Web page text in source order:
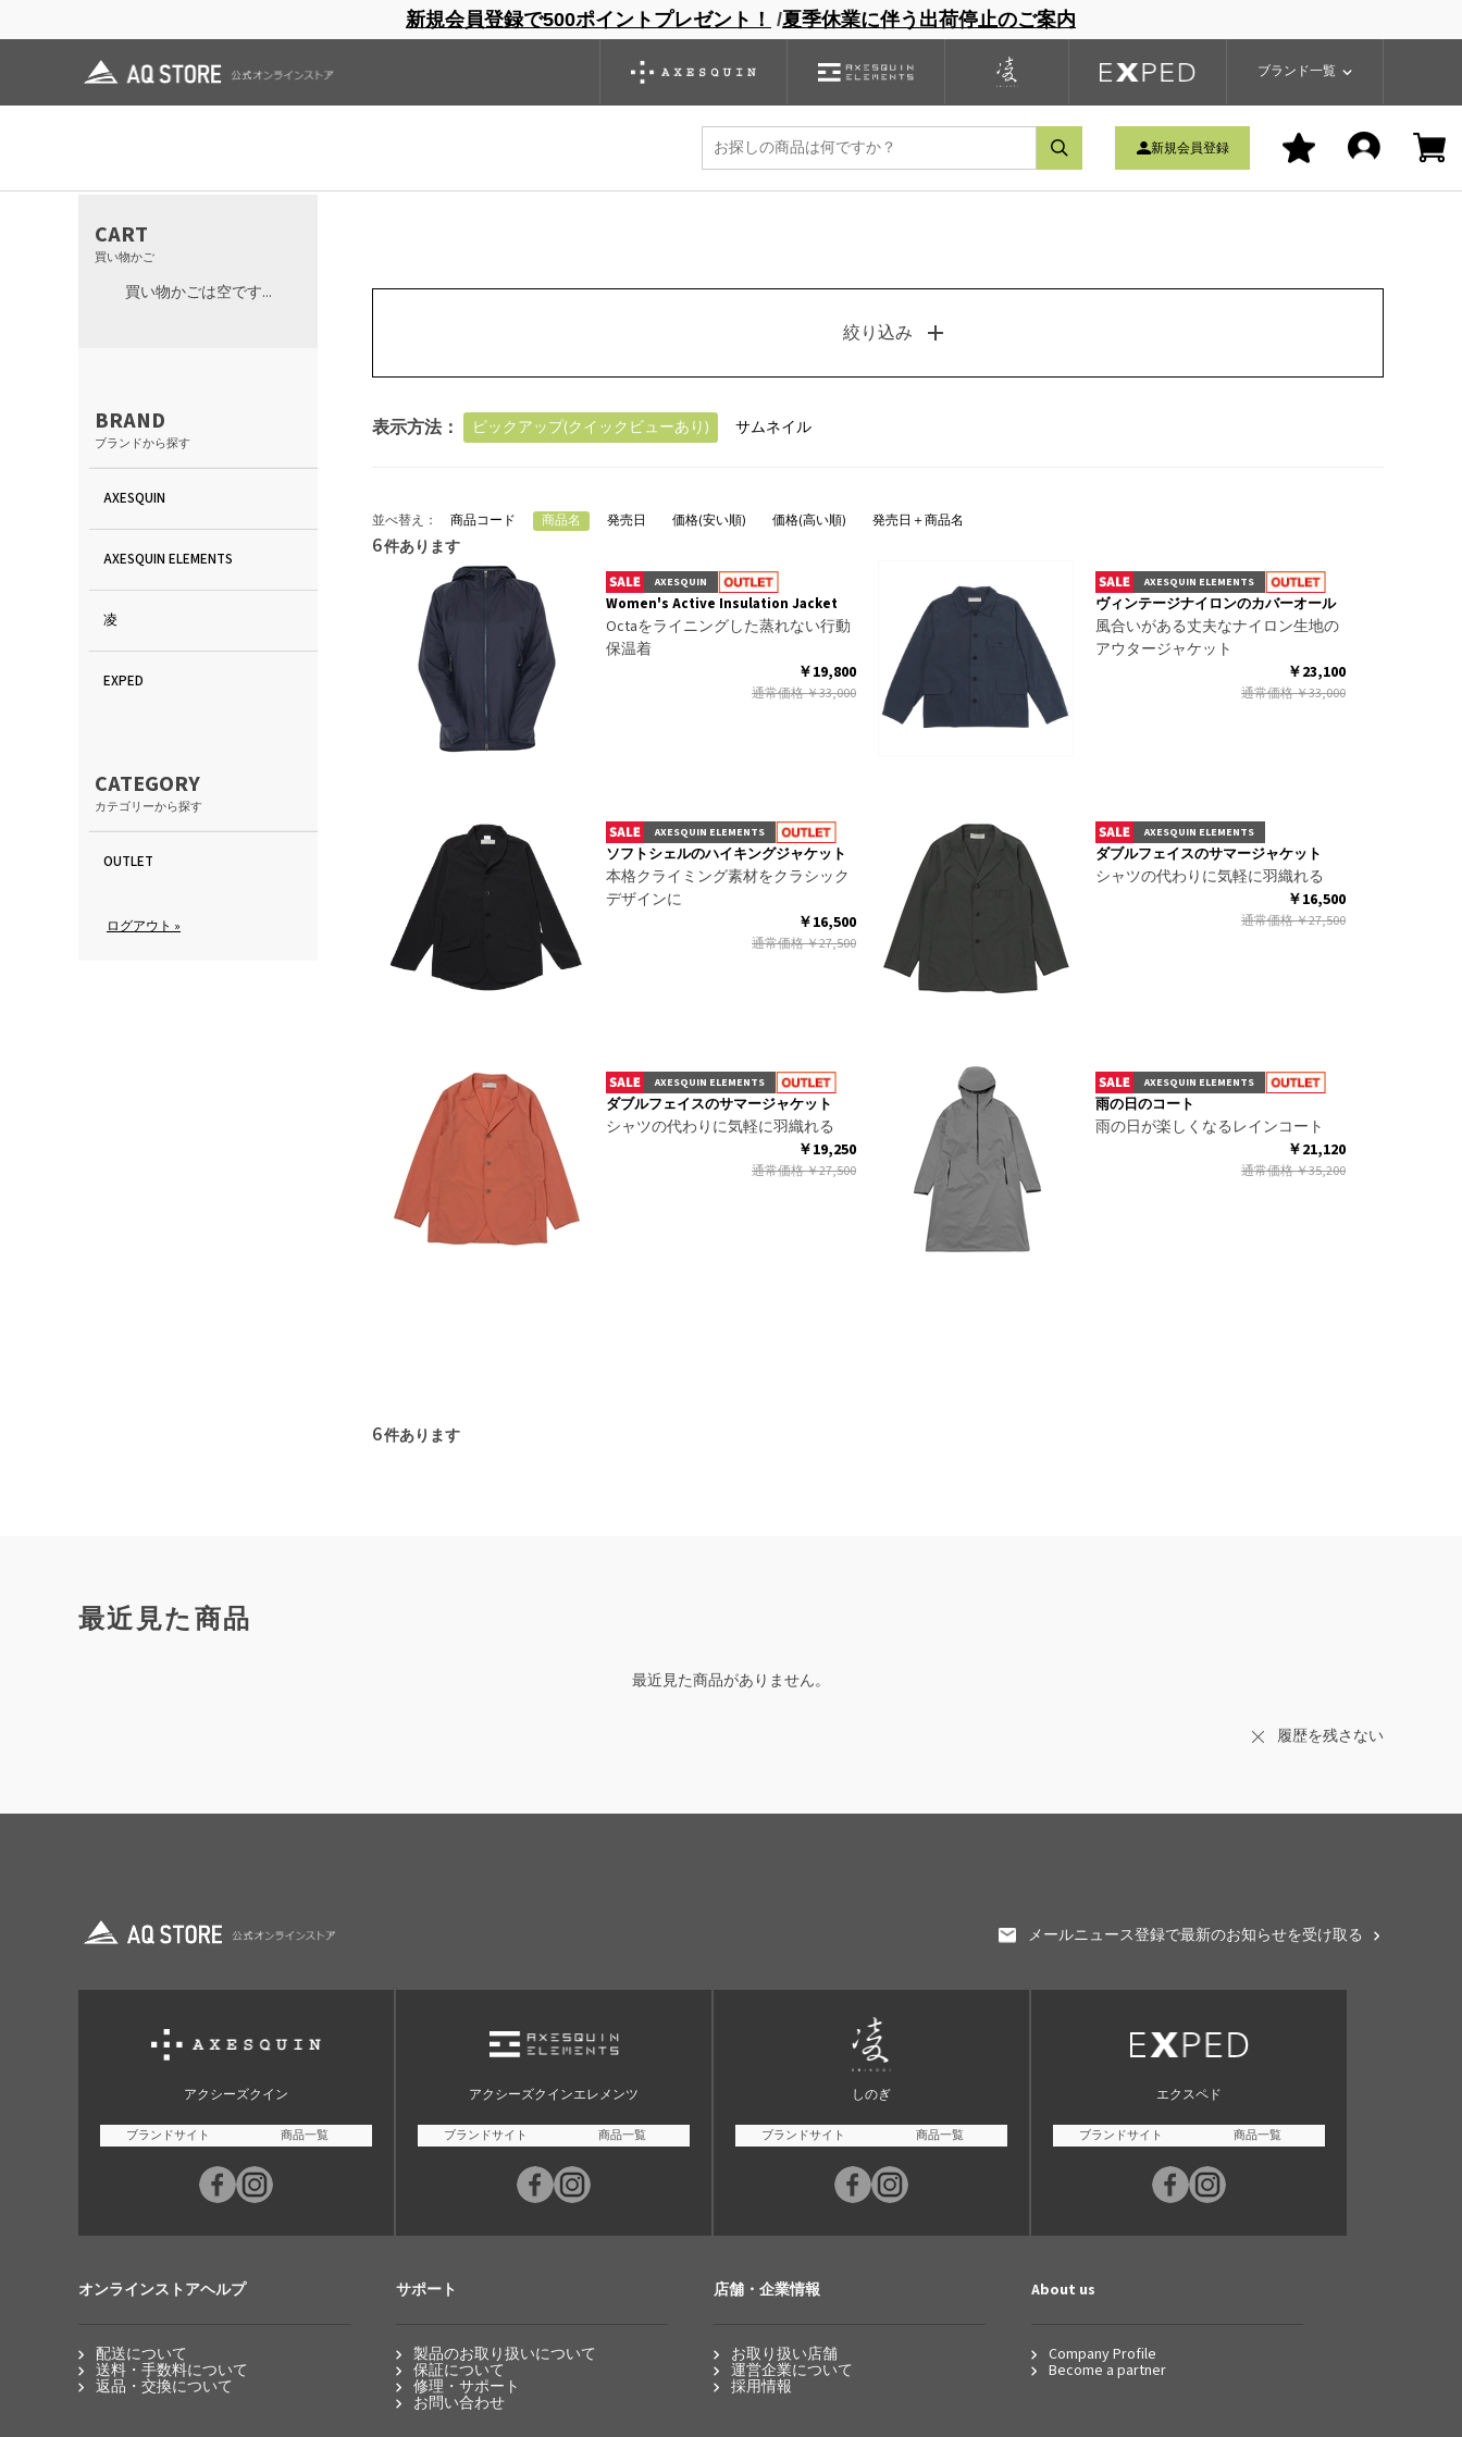
新規会員登録で500ポイントプレゼント！ /夏季休業に伴う出荷停止のご案内
ブランド一覧
ブランドサイト 商品一覧 ブランドサイト 商品一覧
新規会員登録
スリーピングマット バックパック グローブ シノギング アウトレット
CART
買い物かご
買い物かごは空です...
BRAND
ブランドから探す
AXESQUIN
AXESQUIN ELEMENTS
凌
EXPED
CATEGORY
カテゴリーから探す
OUTLET
ログアウト »
絞り込み
表示方法： ピックアップ(クイックビューあり) サムネイル
並べ替え： 商品コード 商品名 発売日 価格(安い順) 価格(高い順) 発売日＋商品名
6件あります
Women's Active Insulation Jacket
Octaをライニングした蒸れない行動
保温着
AXESQUIN
￥19,800
通常価格￥33,000
ヴィンテージナイロンのカバーオール
風合いがある丈夫なナイロン生地の
アウタージャケット
AXESQUIN ELEMENTS
￥23,100
通常価格￥33,000
ソフトシェルのハイキングジャケット
本格クライミング素材をクラシック
デザインに
AXESQUIN ELEMENTS
￥16,500
通常価格￥27,500
ダブルフェイスのサマージャケット
シャツの代わりに気軽に羽織れる
AXESQUIN ELEMENTS
￥16,500
通常価格￥27,500
ダブルフェイスのサマージャケット
シャツの代わりに気軽に羽織れる
AXESQUIN ELEMENTS
￥19,250
通常価格￥27,500
雨の日のコート
雨の日が楽しくなるレインコート
AXESQUIN ELEMENTS
￥21,120
通常価格￥35,200
6件あります
最近見た商品
最近見た商品がありません。
履歴を残さない
メールニュース登録で最新のお知らせを受け取る
アクシーズクイン
ブランドサイト 商品一覧
アクシーズクインエレメンツ
ブランドサイト 商品一覧
しのぎ
ブランドサイト 商品一覧
エクスペド
ブランドサイト 商品一覧
オンラインストアヘルプ
配送について
送料・手数料について
返品・交換について
サポート
製品のお取り扱いについて
保証について
修理・サポート
お問い合わせ
店舗・企業情報
お取り扱い店舗
運営企業について
採用情報
About us
Company Profile
Become a partner